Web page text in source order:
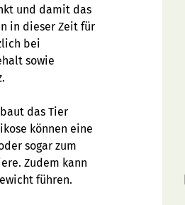
und damit das
in dieser Zeit für
bei
sowie
das Tier
können eine
sogar zum
Zudem kann
führen.